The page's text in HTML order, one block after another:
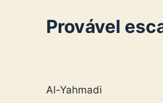
Provável
Al-Yahmadi